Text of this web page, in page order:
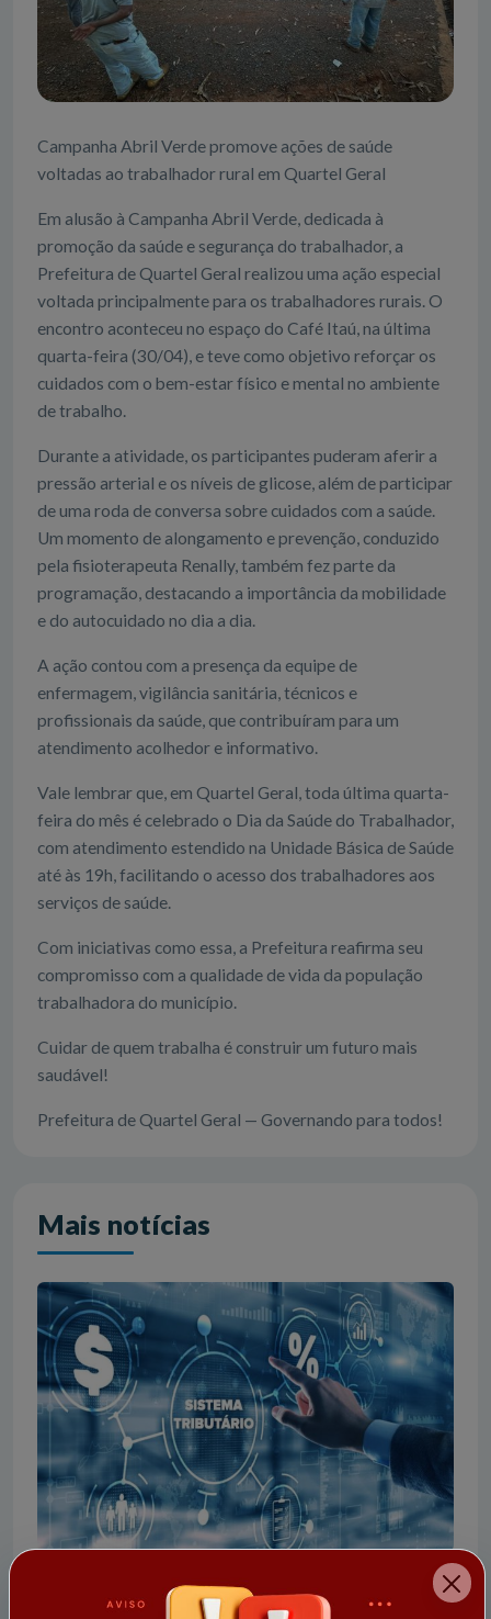
Campanha Abril Verde promove ações de saúde
voltadas ao trabalhador rural em Quartel Geral
Em alusão à Campanha Abril Verde, dedicada à
promoção da saúde e segurança do trabalhador, a
Prefeitura de Quartel Geral realizou uma ação especial
voltada principalmente para os trabalhadores rurais. O
encontro aconteceu no espaço do Café Itaú, na última
quarta-feira (30/04), e teve como objetivo reforçar os
cuidados com o bem-estar físico e mental no ambiente
de trabalho.
Durante a atividade, os participantes puderam aferir a
pressão arterial e os níveis de glicose, além de participar
de uma roda de conversa sobre cuidados com a saúde.
Um momento de alongamento e prevenção, conduzido
pela fisioterapeuta Renally, também fez parte da
programação, destacando a importância da mobilidade
e do autocuidado no dia a dia.
A ação contou com a presença da equipe de
enfermagem, vigilância sanitária, técnicos e
profissionais da saúde, que contribuíram para um
atendimento acolhedor e informativo.
Vale lembrar que, em Quartel Geral, toda última quarta-
feira do mês é celebrado o Dia da Saúde do Trabalhador,
com atendimento estendido na Unidade Básica de Saúde
até às 19h, facilitando o acesso dos trabalhadores aos
serviços de saúde.
Com iniciativas como essa, a Prefeitura reafirma seu
compromisso com a qualidade de vida da população
trabalhadora do município.
Cuidar de quem trabalha é construir um futuro mais
saudável!
Prefeitura de Quartel Geral — Governando para todos!
Mais notícias